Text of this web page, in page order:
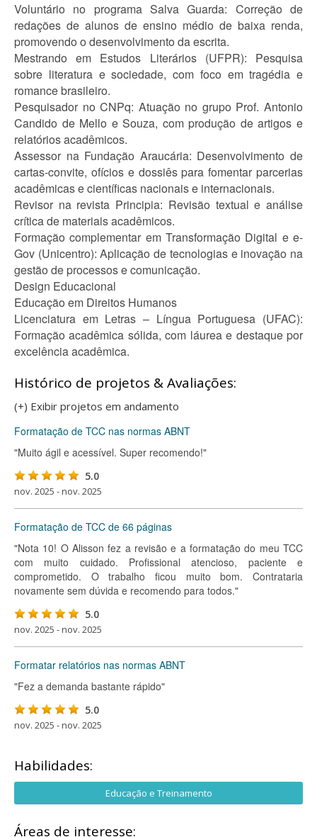
Voluntário no programa Salva Guarda: Correção de
redações de alunos de ensino médio de baixa renda,
promovendo o desenvolvimento da escrita.
Mestrando em Estudos Literários (UFPR): Pesquisa
sobre literatura e sociedade, com foco em tragédia e
romance brasileiro.
Pesquisador no CNPq: Atuação no grupo Prof. Antonio
Candido de Mello e Souza, com produção de artigos e
relatórios acadêmicos.
Assessor na Fundação Araucária: Desenvolvimento de
cartas-convite, ofícios e dossiês para fomentar parcerias
acadêmicas e científicas nacionais e internacionais.
Revisor na revista Principia: Revisão textual e análise
crítica de materiais acadêmicos.
Formação complementar em Transformação Digital e e-
Gov (Unicentro): Aplicação de tecnologias e inovação na
gestão de processos e comunicação.
Design Educacional
Educação em Direitos Humanos
Licenciatura em Letras – Língua Portuguesa (UFAC):
Formação acadêmica sólida, com láurea e destaque por
excelência acadêmica.
Histórico de projetos & Avaliações:
(+) Exibir projetos em andamento
Formatação de TCC nas normas ABNT
"Muito ágil e acessível. Super recomendo!"
5.0
nov. 2025 - nov. 2025
Formatação de TCC de 66 páginas
"Nota 10! O Alisson fez a revisão e a formatação do meu TCC
com muito cuidado. Profissional atencioso, paciente e
comprometido. O trabalho ficou muito bom. Contrataria
novamente sem dúvida e recomendo para todos."
5.0
nov. 2025 - nov. 2025
Formatar relatórios nas normas ABNT
"Fez a demanda bastante rápido"
5.0
nov. 2025 - nov. 2025
Habilidades:
Educação e Treinamento
Áreas de interesse: